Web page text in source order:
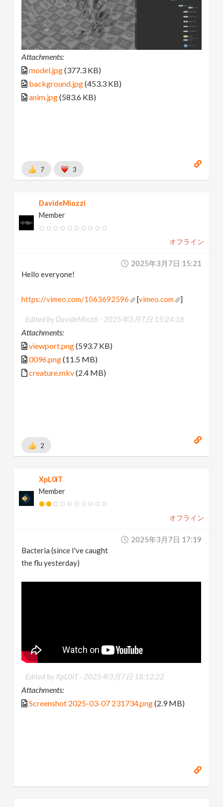
Attachments:
model.jpg(377.3 KB)
background.jpg(453.3 KB)
anim.jpg(583.6 KB)
7 3
DavideMiozzi
Member
オフライン
2025年3月7日 15:21
Hello everyone!
https://vimeo.com/1063692596 [vimeo.com ]
Edited by DavideMiozzi - 2025年3月7日 15:24:18
Attachments:
viewport.png(593.7 KB)
0096.png(11.5 MB)
creature.mkv(2.4 MB)
2
XpL0iT
Member
オフライン
2025年3月7日 17:19
Bacteria (since I've caught
the flu yesterday)
Edited by XpL0iT - 2025年3月7日 18:12:22
Attachments:
Screenshot 2025-03-07 231734.png(2.9 MB)